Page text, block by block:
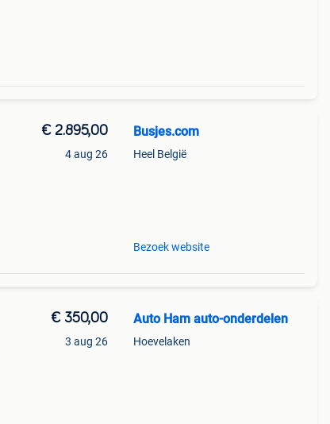
€ 2.895,00
4 aug 26
Busjes.com
Heel België
Bezoek website
€ 350,00
3 aug 26
Auto Ham auto-onderdelen
Hoevelaken